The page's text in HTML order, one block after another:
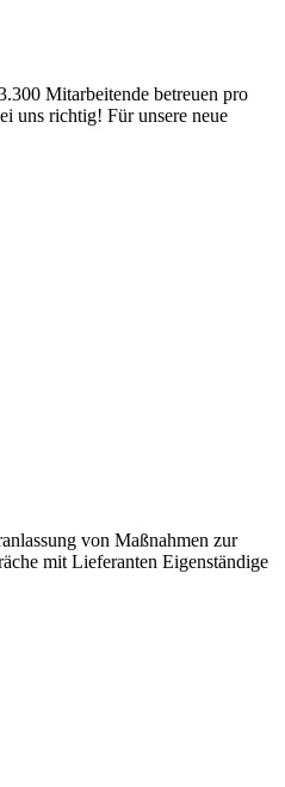
Mitarbeitende betreuen pro
uns richtig! Für unsere neue
von Maßnahmen zur
mit Lieferanten Eigenständige